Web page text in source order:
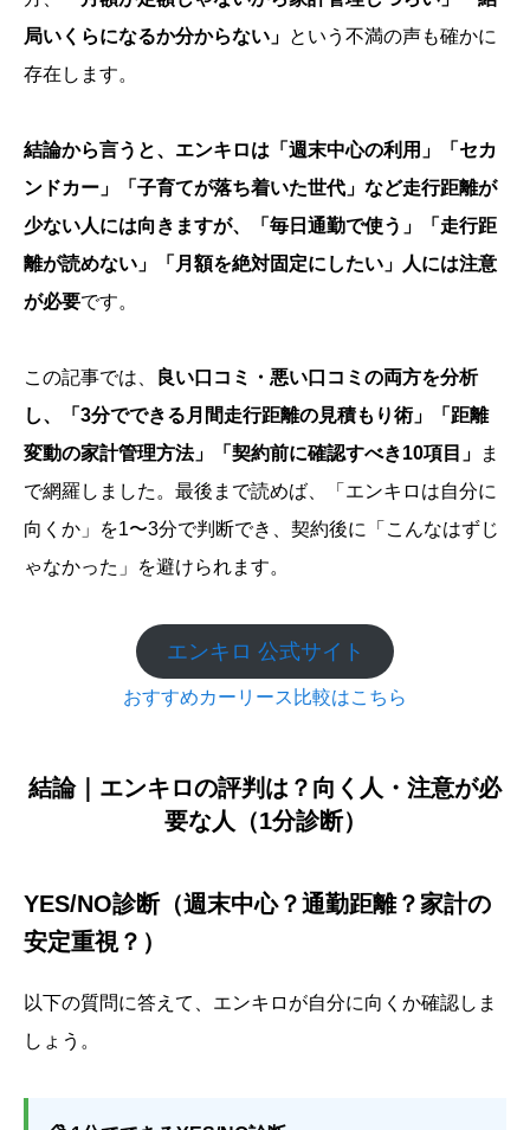
局いくらになるか分からない」 という不満の声も確かに
存在します。
結論から言うと、エンキロは「週末中心の利用」「セカ
ンドカー」「子育てが落ち着いた世代」など走行距離が
少ない人には向きますが、「毎日通勤で使う」「走行距
離が読めない」「月額を絶対固定にしたい」人には注意
が必要です。
この記事では、
良い口コミ・悪い口コミの両方を分析
し、「3分でできる月間走行距離の見積もり術」「距離
変動の家計管理方法」「契約前に確認すべき10項目」
ま
で網羅しました。最後まで読めば、「エンキロは自分に
向くか」を1〜3分で判断でき、契約後に「こんなはずじ
ゃなかった」を避けられます。
エンキロ 公式サイト
おすすめカーリース比較はこちら
結論｜エンキロの評判は？向く人・注意が必
要な人（1分診断）
YES/NO診断（週末中心？通勤距離？家計の
安定重視？）
以下の質問に答えて、エンキロが自分に向くか確認しま
しょう。